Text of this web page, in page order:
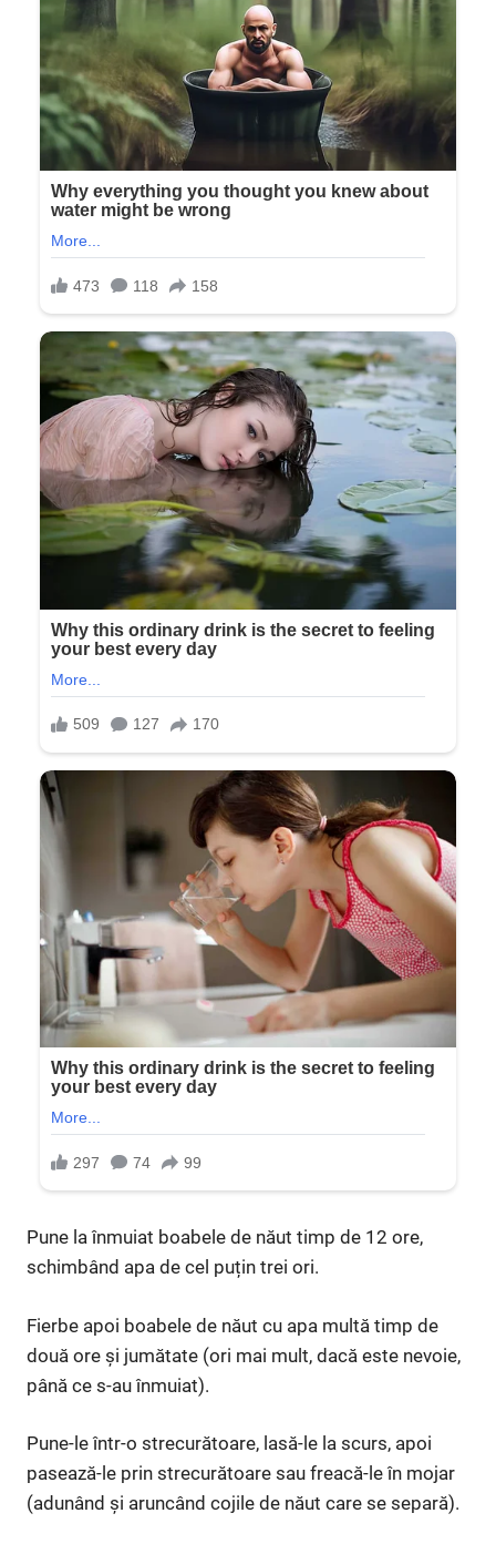
Pune la înmuiat boabele de năut timp de 12 ore,
schimbând apa de cel puțin trei ori.
Fierbe apoi boabele de năut cu apa multă timp de
două ore și jumătate (ori mai mult, dacă este nevoie,
până ce s-au înmuiat).
Pune-le într-o strecurătoare, lasă-le la scurs, apoi
pasează-le prin strecurătoare sau freacă-le în mojar
(adunând și aruncând cojile de năut care se separă).